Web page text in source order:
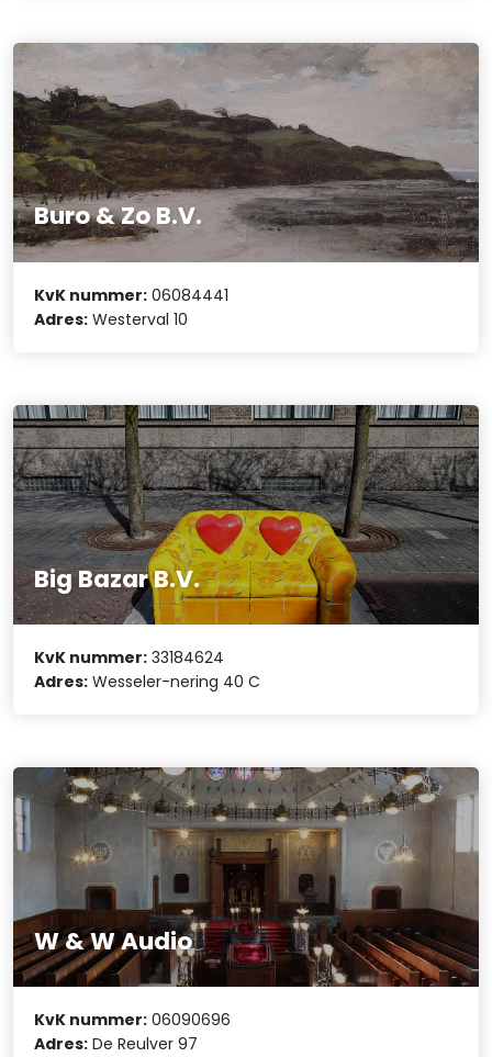
Buro & Zo B.V.
KvK nummer: 06084441
Adres: Westerval 10
Big Bazar B.V.
KvK nummer: 33184624
Adres: Wesseler-nering 40 C
W & W Audio
KvK nummer: 06090696
Adres: De Reulver 97